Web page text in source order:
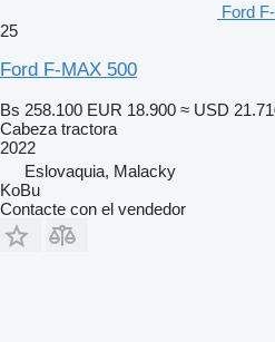
Ford
25
Ford F-MAX 500
Bs 258.100 EUR 18.900 ≈ USD
Cabeza tractora
2022
Eslovaquia, Malacky
KoBu
Contacte con el vendedor